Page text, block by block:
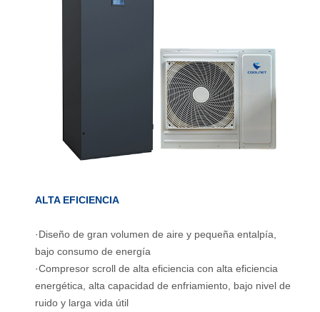
ALTA EFICIENCIA
·Diseño de gran volumen de aire y pequeña entalpía,
bajo consumo de energía
·Compresor scroll de alta eficiencia con alta eficiencia
energética, alta capacidad de enfriamiento, bajo nivel de
ruido y larga vida útil